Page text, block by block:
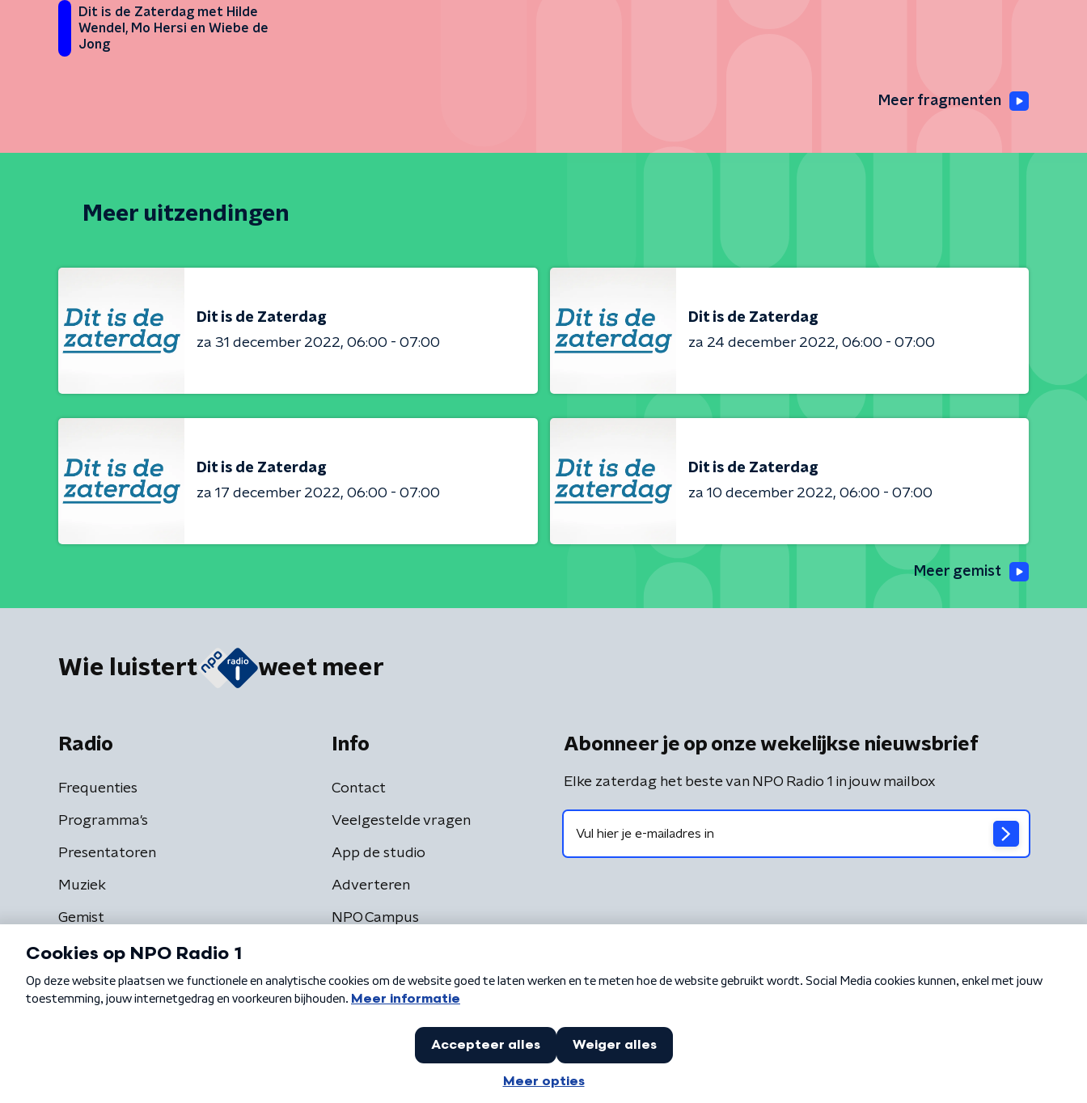
Dit is de Zaterdag met Hilde
Wendel, Mo Hersi en Wiebe de
Jong
Meer fragmenten
Meer uitzendingen
Dit is de Zaterdag
za 31 december 2022 06:00 - 07:00
Dit is de Zaterdag
za 24 december 2022 06:00 - 07:00
Dit is de Zaterdag
za 17 december 2022 06:00 - 07:00
Dit is de Zaterdag
za 10 december 2022 06:00 - 07:00
Meer gemist
Wie luistert weet meer
Radio
Frequenties
Programma's
Presentatoren
Muziek
Gemist
Info
Contact
Veelgestelde vragen
App de studio
Adverteren
NPO Campus
Abonneer je op onze wekelijkse nieuwsbrief
Elke zaterdag het beste van NPO Radio 1 in jouw mailbox
Algemene voorwaarden Privacybeleid